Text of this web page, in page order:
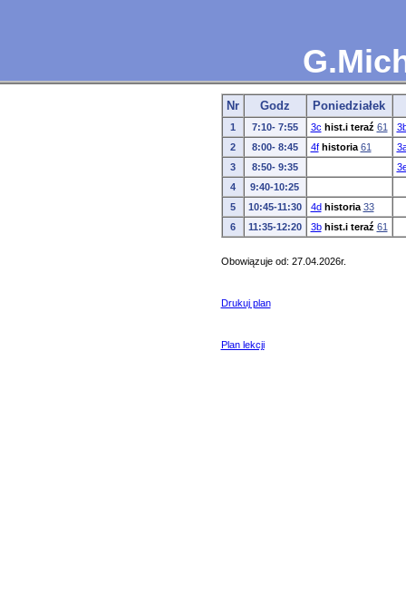
Nr Godz Poniedziałek
1 7:10- 7:55 3c hist.i teraź 61
2
8:00- 8:45 4f historia 61
3
8:50- 9:35
4
9:40-10:25
5
10:45-11:30 4d historia 33
6
11:35-12:20 3b hist.i teraź 61
Obowiązuje od: 27.04.2026r.
Drukuj plan
Plan lekcji